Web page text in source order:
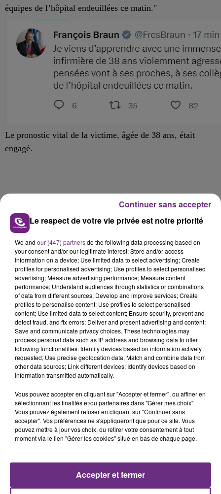
équipes de l’hôpital endeuillées ce matin."
Le pronostic vital de la victime, âgée de 38 ans, était
engagé.
FIL D'ACTU
7 août 2026
LA CENTRALE NUCLÉAIRE DE CHOOZ
TOUJOURS À L'ARRÊT
Cela fait déjà une semaine que la centrale
justifiée par la sécheresse intense qui est toujours
présente.
LE MAGASIN JOUÉCLUB DE REIMS FERME
SES PORTES
Le respect de votre vie privée est notre priorité
We and our (447) partnersdo the following data processing based on
your consent and/or our legitimate interest: Store and/or access
information on a device; Use limited data to select advertising; Create
profiles for personalised advertising; Use profiles to select personalised
advertising; Measure advertising performance; Measure content
performance; Understand audiences through statistics or combinations
of data from different sources; Develop and improve services; Create
profiles to personalise content; Use profiles to select personalised
content; Use limited data to select content; Ensure security, prevent and
detect fraud, and fix errors; Deliver and present advertising and content;
Save and communicate privacy choices. These technologies may
process personal data such as IP address and browsing data to offer
following functionalities: Identify devices based on information actively
requested; Use precise geolocation data; Match and combine data from
other data sources; Link different devices; Identify devices based on
information transmitted automatically.
Vous pouvez accepter en cliquant sur "Accepter et fermer", ou affiner en
sélectionnant les finalités et/ou partenaires dans "Gérer mes choix".
Vous pouvez également refuser en cliquant sur "Continuer sans
accepter". Vos préférences ne s'appliqueront que pour ce site. Vous
pouvez mettre à jour vos choix, ou retirer votre consentement à tout
moment via le lien "Gérer les cookies" situé en bas de chaque page.
Accepter et fermer
Continuer sans accepter